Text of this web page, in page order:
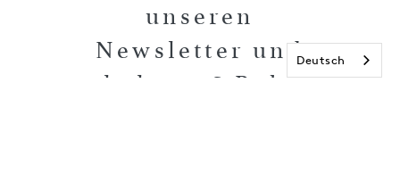
unseren
Newsletter und
erhalte 15€ Rabatt
Deutsch